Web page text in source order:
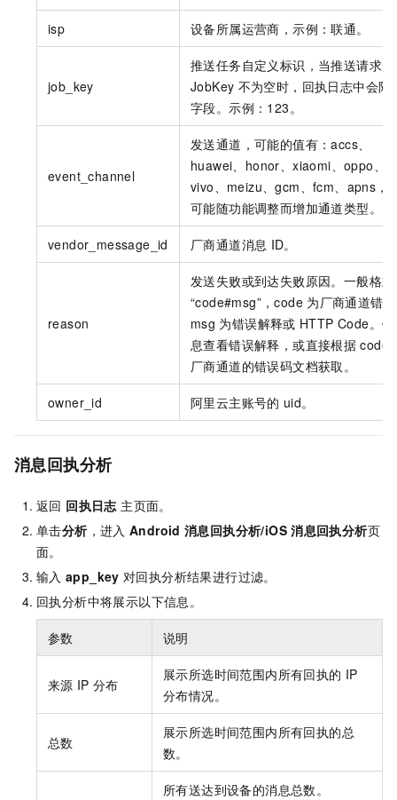
isp 设备所属运营商，示例：联通。
job_key
推送任务自定义标识，当推送请求的
JobKey 不为空时，回执日志中会附
字段。示例：123。
event_channel
发送通道，可能的值有：accs、
huawei、honor、xiaomi、oppo、
vivo、meizu、gcm、fcm、apns，
可能随功能调整而增加通道类型。
vendor_message_id 厂商通道消息 ID。
reason
发送失败或到达失败原因。一般格
“code#msg”，code 为厂商通道错
msg 为错误解释或 HTTP Code。
息查看错误解释，或直接根据 code
厂商通道的错误码文档获取。
owner_id 阿里云主账号的 uid。
消息回执分析
返回 回执日志 主页面。
单击分析，进入 Android 消息回执分析/iOS 消息回执分析页
面。
输入 app_key 对回执分析结果进行过滤。
回执分析中将展示以下信息。
参数 说明
来源 IP 分布
展示所选时间范围内所有回执的 IP
分布情况。
总数
展示所选时间范围内所有回执的总
数。
所有送达到设备的消息总数。